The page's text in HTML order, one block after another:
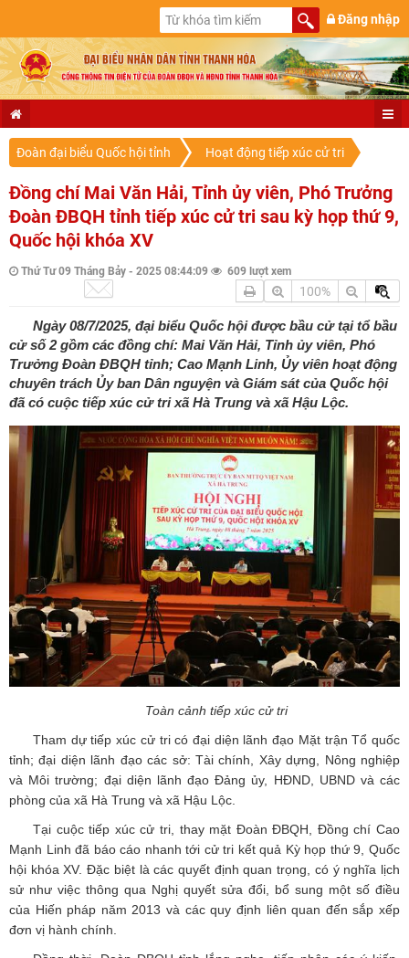
Đăng nhập
Đoàn đại biểu Quốc hội tỉnh Hoạt động tiếp xúc cử tri
Đồng chí Mai Văn Hải, Tỉnh ủy viên, Phó Trưởng
Đoàn ĐBQH tỉnh tiếp xúc cử tri sau kỳ họp thứ 9,
Quốc hội khóa XV
Thứ Tư 09 Tháng Bảy - 2025 08:44:09 609 lượt xem
100%
Ngày 08/7/2025, đại biểu Quốc hội được bầu cử tại tổ bầu
cử số 2 gồm các đồng chí: Mai Văn Hải, Tỉnh ủy viên, Phó
Trưởng Đoàn ĐBQH tỉnh; Cao Mạnh Linh, Ủy viên hoạt động
chuyên trách Ủy ban Dân nguyện và Giám sát của Quốc hội
đã có cuộc tiếp xúc cử tri xã Hà Trung và xã Hậu Lộc.
Toàn cảnh tiếp xúc cử tri
Tham dự tiếp xúc cử tri có đại diện lãnh đạo Mặt trận Tổ quốc
tỉnh; đại diện lãnh đạo các sở: Tài chính, Xây dựng, Nông nghiệp
và Môi trường; đại diện lãnh đạo Đảng ủy, HĐND, UBND và các
phòng của xã Hà Trung và xã Hậu Lộc.
Tại cuộc tiếp xúc cử tri, thay mặt Đoàn ĐBQH, Đồng chí Cao
Mạnh Linh đã báo cáo nhanh tới cử tri kết quả Kỳ họp thứ 9, Quốc
hội khóa XV. Đặc biệt là các quyết định quan trọng, có ý nghĩa lịch
sử như việc thông qua Nghị quyết sửa đổi, bổ sung một số điều
của Hiến pháp năm 2013 và các quy định liên quan đến sắp xếp
đơn vị hành chính.